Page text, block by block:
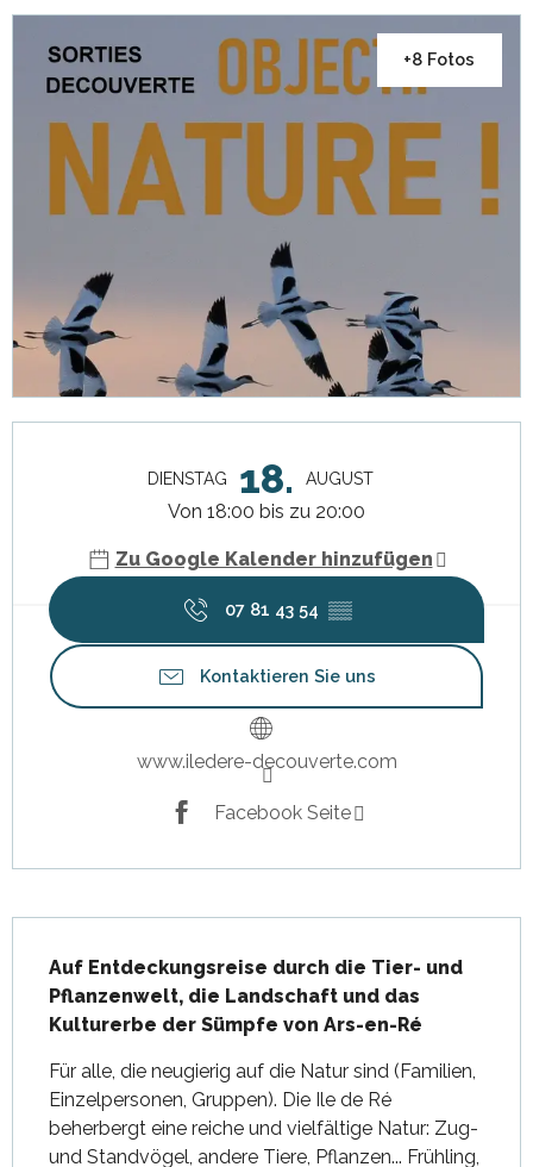
+8 Fotos
DIENSTAG 18. AUGUST
Von 18:00 bis zu 20:00
Zu Google Kalender hinzufügen
07 81 43 54 ▒▒
Kontaktieren Sie uns
www.iledere-decouverte.com
Facebook Seite
Auf Entdeckungsreise durch die Tier- und
Pflanzenwelt, die Landschaft und das
Kulturerbe der Sümpfe von Ars-en-Ré
Für alle, die neugierig auf die Natur sind (Familien,
Einzelpersonen, Gruppen). Die Ile de Ré
beherbergt eine reiche und vielfältige Natur: Zug-
und Standvögel, andere Tiere, Pflanzen... Frühling,